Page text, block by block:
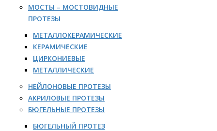
МОСТЫ – МОСТОВИДНЫЕ
ПРОТЕЗЫ
МЕТАЛЛОКЕРАМИЧЕСКИЕ
КЕРАМИЧЕСКИЕ
ЦИРКОНИЕВЫЕ
МЕТАЛЛИЧЕСКИЕ
НЕЙЛОНОВЫЕ ПРОТЕЗЫ
АКРИЛОВЫЕ ПРОТЕЗЫ
БЮГЕЛЬНЫЕ ПРОТЕЗЫ
БЮГЕЛЬНЫЙ ПРОТЕЗ